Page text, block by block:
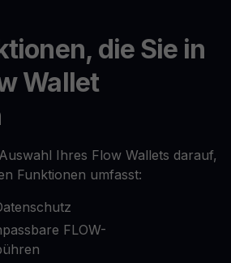
die Sie in
Wallet
Ihres Flow Wallets darauf,
Funktionen umfasst:
FLOW-